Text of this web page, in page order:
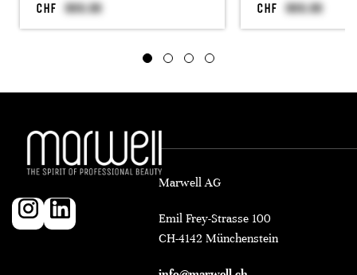
CHF CHF
Marwell AG
Emil Frey-Strasse 100
CH-4142 Münchenstein